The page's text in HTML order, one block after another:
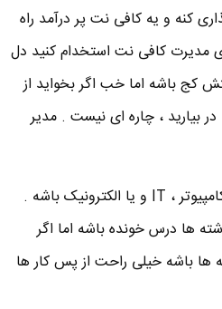
کنه و یه کافی نت پر درآمد راه
مدیرت کافی نت استخدام کنید دل
کج باشه اما خب اگر بخواید از
، چاره ای نیست . مدیر
■ ترجیحا تحصیل کرده رشته کامپیوتر ، IT و یا الکترونیک باشه .
ها درس خونده باشه اما اگر
باشه خیلی راحت از پس کار ها